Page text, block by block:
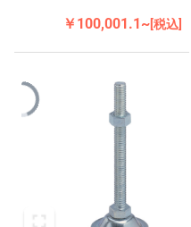
￥100,001.1~[税込]